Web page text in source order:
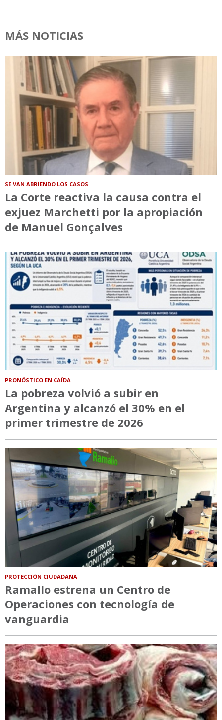
MÁS NOTICIAS
SE VAN ABRIENDO LOS CASOS
La Corte reactiva la causa contra el
exjuez Marchetti por la apropiación
de Manuel Gonçalves
PRONÓSTICO EN CAÍDA
La pobreza volvió a subir en
Argentina y alcanzó el 30% en el
primer trimestre de 2026
PROTECCIÓN CIUDADANA
Ramallo estrena un Centro de
Operaciones con tecnología de
vanguardia